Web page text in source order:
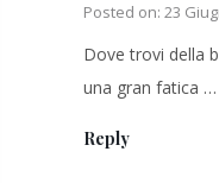
Posted on: 23
Dove trovi della
una gran fatica …
Reply